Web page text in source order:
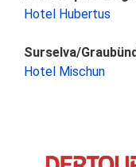
Hotel Hubertus
Surselva/
Hotel Mischun